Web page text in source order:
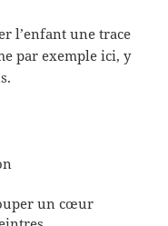
l’enfant une trace
par exemple ici, y
un cœur